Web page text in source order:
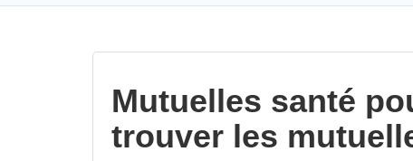
Mutuelles santé
trouver les